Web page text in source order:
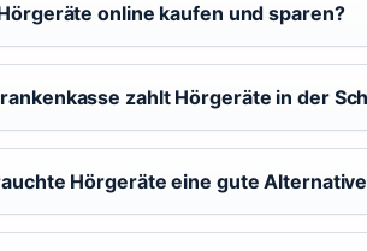
online kaufen und sparen?
zahlt Hörgeräte in der
Hörgeräte eine gute